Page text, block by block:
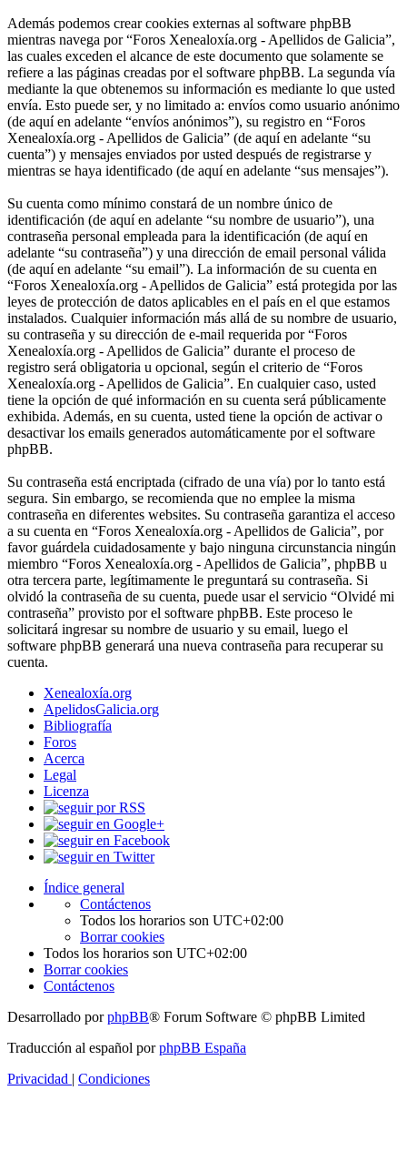
Además podemos crear cookies externas al software phpBB
mientras navega por “Foros Xenealoxía.org - Apellidos de Galicia”,
las cuales exceden el alcance de este documento que solamente se
refiere a las páginas creadas por el software phpBB. La segunda vía
mediante la que obtenemos su información es mediante lo que usted
envía. Esto puede ser, y no limitado a: envíos como usuario anónimo
(de aquí en adelante “envíos anónimos”), su registro en “Foros
Xenealoxía.org - Apellidos de Galicia” (de aquí en adelante “su
cuenta”) y mensajes enviados por usted después de registrarse y
mientras se haya identificado (de aquí en adelante “sus mensajes”).
Su cuenta como mínimo constará de un nombre único de
identificación (de aquí en adelante “su nombre de usuario”), una
contraseña personal empleada para la identificación (de aquí en
adelante “su contraseña”) y una dirección de email personal válida
(de aquí en adelante “su email”). La información de su cuenta en
“Foros Xenealoxía.org - Apellidos de Galicia” está protegida por las
leyes de protección de datos aplicables en el país en el que estamos
instalados. Cualquier información más allá de su nombre de usuario,
su contraseña y su dirección de e-mail requerida por “Foros
Xenealoxía.org - Apellidos de Galicia” durante el proceso de
registro será obligatoria u opcional, según el criterio de “Foros
Xenealoxía.org - Apellidos de Galicia”. En cualquier caso, usted
tiene la opción de qué información en su cuenta será públicamente
exhibida. Además, en su cuenta, usted tiene la opción de activar o
desactivar los emails generados automáticamente por el software
phpBB.
Su contraseña está encriptada (cifrado de una vía) por lo tanto está
segura. Sin embargo, se recomienda que no emplee la misma
contraseña en diferentes websites. Su contraseña garantiza el acceso
a su cuenta en “Foros Xenealoxía.org - Apellidos de Galicia”, por
favor guárdela cuidadosamente y bajo ninguna circunstancia ningún
miembro “Foros Xenealoxía.org - Apellidos de Galicia”, phpBB u
otra tercera parte, legítimamente le preguntará su contraseña. Si
olvidó la contraseña de su cuenta, puede usar el servicio “Olvidé mi
contraseña” provisto por el software phpBB. Este proceso le
solicitará ingresar su nombre de usuario y su email, luego el
software phpBB generará una nueva contraseña para recuperar su
cuenta.
Xenealoxía.org
ApelidosGalicia.org
Bibliografía
Foros
Acerca
Legal
Licenza
Índice general
Contáctenos
Todos los horarios son UTC+02:00
Borrar cookies
Todos los horarios son UTC+02:00
Borrar cookies
Contáctenos
Desarrollado porphpBB® Forum Software © phpBB Limited
Traducción al español porphpBB España
Privacidad | Condiciones